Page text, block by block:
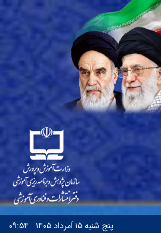
پنج شنبه۱۵ اَمرداد ۱۴۰۵ ۰۹:۵۴